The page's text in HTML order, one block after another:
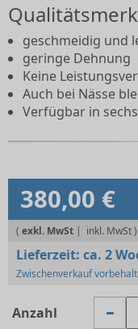
geschmeidig und
geringe Dehnung
Keine
Auch bei Nässe
Verfügbar in
380,00 €
( exkl. MwSt |
Lieferzeit: ca. 2
Zwischenverkauf
Anzahl